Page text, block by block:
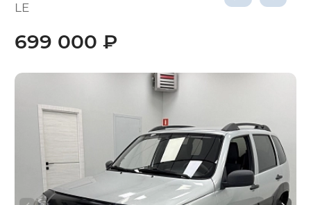
LE
699 000 ₽